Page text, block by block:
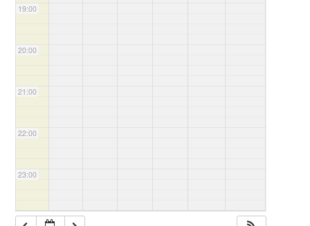
19:00
20:00
21:00
22:00
23:00